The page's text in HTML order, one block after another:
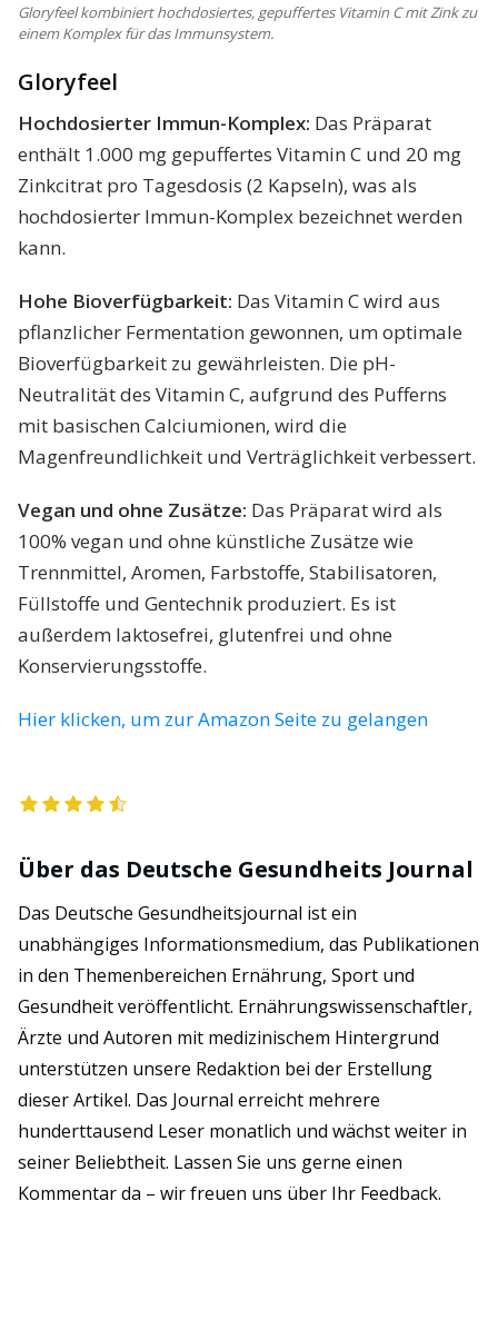
Gloryfeel kombiniert hochdosiertes, gepuffertes Vitamin C mit Zink zu
einem Komplex für das Immunsystem.
Gloryfeel
Hochdosierter Immun-Komplex: Das Präparat
enthält 1.000 mg gepuffertes Vitamin C und 20 mg
Zinkcitrat pro Tagesdosis (2 Kapseln), was als
hochdosierter Immun-Komplex bezeichnet werden
kann.
Hohe Bioverfügbarkeit: Das Vitamin C wird aus
pflanzlicher Fermentation gewonnen, um optimale
Bioverfügbarkeit zu gewährleisten. Die pH-
Neutralität des Vitamin C, aufgrund des Pufferns
mit basischen Calciumionen, wird die
Magenfreundlichkeit und Verträglichkeit verbessert.
Vegan und ohne Zusätze: Das Präparat wird als
100% vegan und ohne künstliche Zusätze wie
Trennmittel, Aromen, Farbstoffe, Stabilisatoren,
Füllstoffe und Gentechnik produziert. Es ist
außerdem laktosefrei, glutenfrei und ohne
Konservierungsstoffe.
Hier klicken, um zur Amazon Seite zu gelangen
Über das Deutsche Gesundheits Journal
Das Deutsche Gesundheitsjournal ist ein
unabhängiges Informationsmedium, das Publikationen
in den Themenbereichen Ernährung, Sport und
Gesundheit veröffentlicht. Ernährungswissenschaftler,
Ärzte und Autoren mit medizinischem Hintergrund
unterstützen unsere Redaktion bei der Erstellung
dieser Artikel. Das Journal erreicht mehrere
hunderttausend Leser monatlich und wächst weiter in
seiner Beliebtheit. Lassen Sie uns gerne einen
Kommentar da – wir freuen uns über Ihr Feedback.